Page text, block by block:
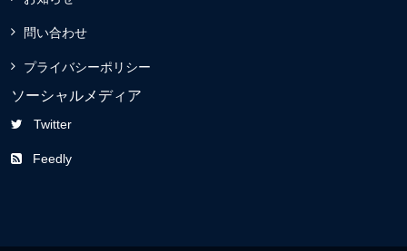
問い合わせ
プライバシーポリシー
ソーシャルメディア
Twitter
Feedly